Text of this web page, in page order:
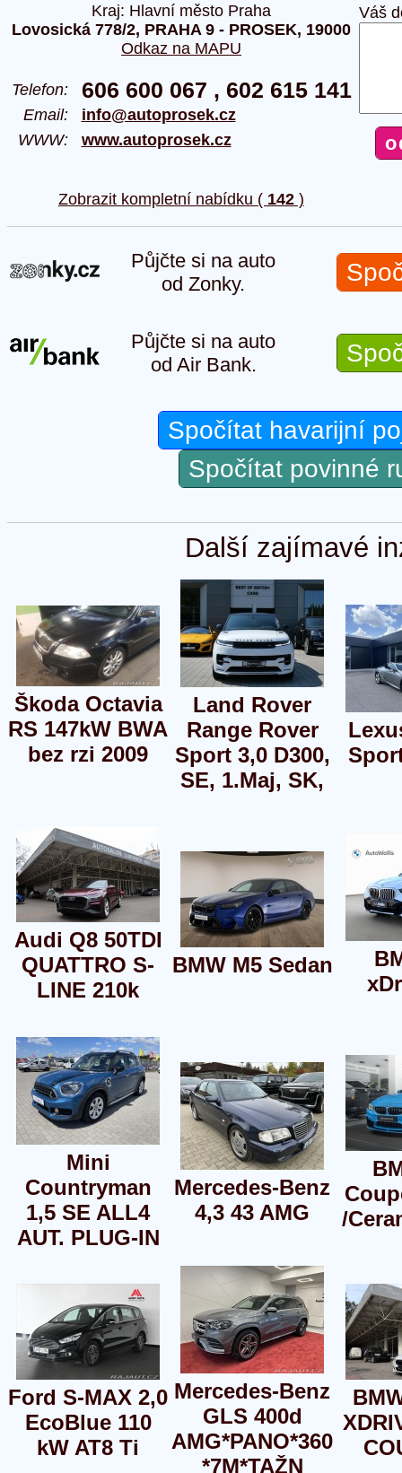
Kraj: Hlavní město Praha
Lovosická 778/2, PRAHA 9 - PROSEK, 19000
Odkaz na MAPU
Telefon: 606 600 067 , 602 615 141
Email: info@autoprosek.cz
WWW: www.autoprosek.cz
Zobrazit kompletní nabídku ( 142 )
Váš
Půjčte si na auto
od Zonky.
Půjčte si na auto
od Air Bank.
Spočítat havarijní
Spočítat povinné
Další zajímavé
Škoda Octavia
RS 147kW BWA
bez rzi 2009
Land Rover
Range Rover
Sport 3,0 D300,
SE, 1.Maj, SK,
Audi Q8 50TDI
QUATTRO S-
LINE 210k
BMW M5 Sedan
Mini
Countryman
1,5 SE ALL4
AUT. PLUG-IN
Mercedes-Benz
4,3 43 AMG
/
Ford S-MAX 2,0
EcoBlue 110
kW AT8 Ti
Mercedes-Benz
GLS 400d
AMG*PANO*360
*7M*TAŽN